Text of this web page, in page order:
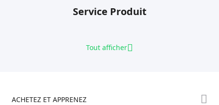
Service Produit
Tout afficher
ACHETEZ ET APPRENEZ